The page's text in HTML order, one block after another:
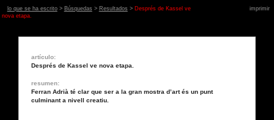
lo que se ha escrito> Búsquedas > Resultados > Després de Kassel ve
nova etapa.
imprimir
artículo:
Després de Kassel ve nova etapa.
resumen:
Ferran Adrià té clar que ser a la gran mostra d’art és un punt
culminant a nivell creatiu.